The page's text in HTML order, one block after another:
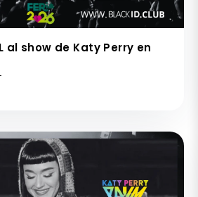
al show de Katy Perry en